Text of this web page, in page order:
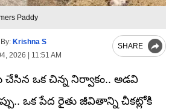
Paddy
Krishna S
2026 | 11:51 AM
SHARE
చేసిన ఒక చిన్న నిర్వాకం.. అడవి
ఒక పేద రైతు జీవితాన్ని చీకట్లోకి